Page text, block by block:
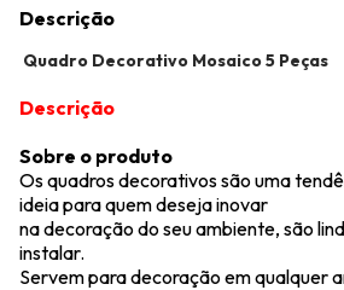
Descrição
Quadro Decorativo Mosaico 5 Peças
Descrição
Sobre o produto
Os quadros decorativos são uma
ideia para quem deseja inovar
na decoração do seu ambiente, são
instalar.
Servem para decoração em qualquer